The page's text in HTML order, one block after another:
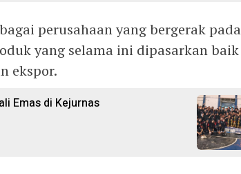
perusahaan yang bergerak pada
yang selama ini dipasarkan baik
ekspor.
Emas di Kejurnas